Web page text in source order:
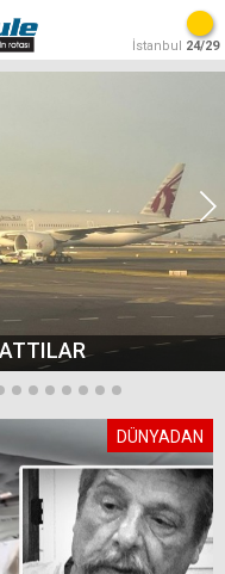
İstanbul 24/29
DÜNYADAN